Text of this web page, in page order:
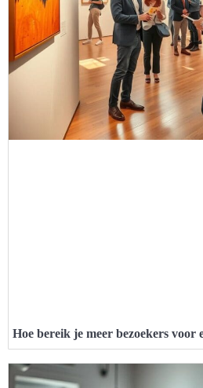
Hoe bereik je meer bezoekers voor